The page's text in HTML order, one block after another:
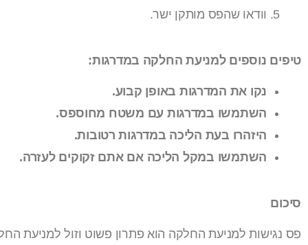
וודאו שהפס מותקן ישר.
טיפים נוספים למניעת החלקה במדרגות:
נקו את המדרגות באופן קבוע.
השתמשו במדרגות עם משטח מחוספס.
היזהרו בעת הליכה במדרגות רטובות.
השתמשו במקל הליכה אם אתם זקוקים לעזרה.
סיכום
פס נגישות למניעת החלקה הוא פתרון פשוט וזול למניעת